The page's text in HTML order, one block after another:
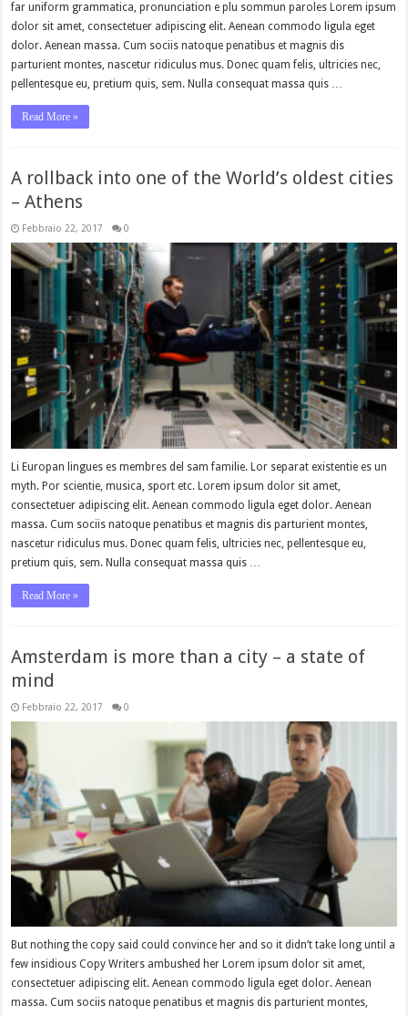
far uniform grammatica, pronunciation e plu sommun paroles Lorem ipsum
dolor sit amet, consectetuer adipiscing elit. Aenean commodo ligula eget
dolor. Aenean massa. Cum sociis natoque penatibus et magnis dis
parturient montes, nascetur ridiculus mus. Donec quam felis, ultricies nec,
pellentesque eu, pretium quis, sem. Nulla consequat massa quis …
Read More »
A rollback into one of the World’s oldest cities
– Athens
Febbraio 22, 2017 0
Li Europan lingues es membres del sam familie. Lor separat existentie es un
myth. Por scientie, musica, sport etc. Lorem ipsum dolor sit amet,
consectetuer adipiscing elit. Aenean commodo ligula eget dolor. Aenean
massa. Cum sociis natoque penatibus et magnis dis parturient montes,
nascetur ridiculus mus. Donec quam felis, ultricies nec, pellentesque eu,
pretium quis, sem. Nulla consequat massa quis …
Read More »
Amsterdam is more than a city – a state of
mind
Febbraio 22, 2017 0
But nothing the copy said could convince her and so it didn’t take long until a
few insidious Copy Writers ambushed her Lorem ipsum dolor sit amet,
consectetuer adipiscing elit. Aenean commodo ligula eget dolor. Aenean
massa. Cum sociis natoque penatibus et magnis dis parturient montes,